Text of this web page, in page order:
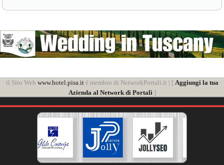
il Sito Web www.hotel.pisa.itè membro di NetworkPortali.it | [ Aggiungi la tua
Azienda al Network di Portali]